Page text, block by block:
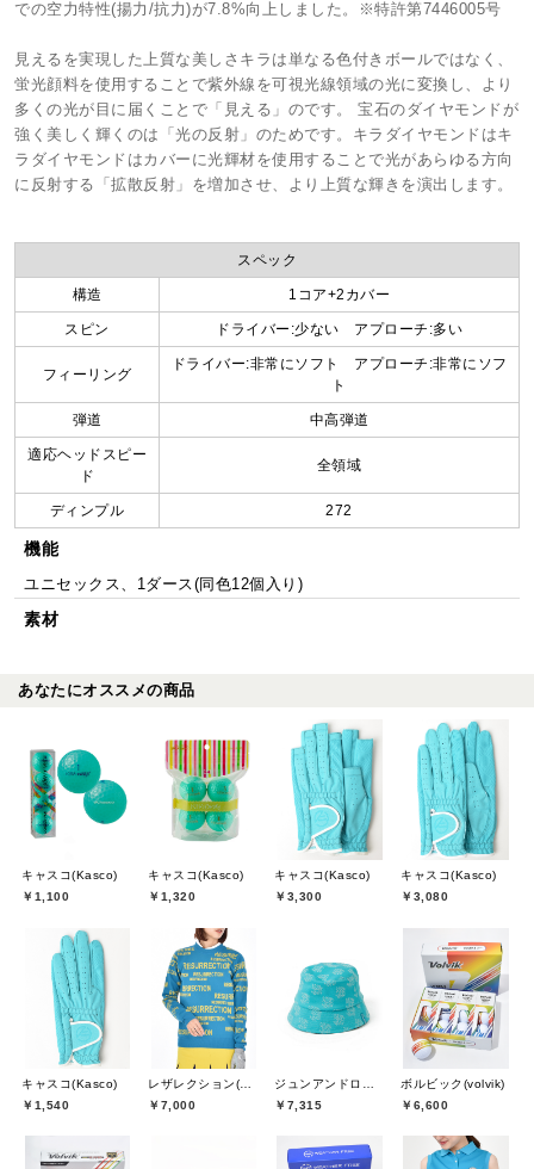
での空力特性(揚力/抗力)が7.8%向上しました。※特許第7446005号
見えるを実現した上質な美しさキラは単なる色付きボールではなく、
蛍光顔料を使用することで紫外線を可視光線領域の光に変換し、より
多くの光が目に届くことで「見える」のです。 宝石のダイヤモンドが
強く美しく輝くのは「光の反射」のためです。キラダイヤモンドはキ
ラダイヤモンドはカバーに光輝材を使用することで光があらゆる方向
に反射する「拡散反射」を増加させ、より上質な輝きを演出します。
スペック
構造 1コア+2カバー
スピン ドライバー:少ない アプローチ:多い
フィーリング
ドライバー:非常にソフト アプローチ:非常にソフ
ト
弾道 中高弾道
適応ヘッドスピー
ド
全領域
ディンプル 272
機能
ユニセックス、1ダース(同色12個入り)
素材
あなたにオススメの商品
キャスコ(Kasco)
￥1,100
キャスコ(Kasco)
￥1,320
キャスコ(Kasco)
￥3,300
キャスコ(Kasco)
￥3,080
キャスコ(Kasco)
￥1,540
￥7,000
￥7,315
ボルビック(volvik)
￥6,600